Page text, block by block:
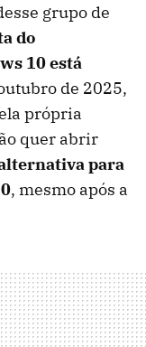
grupo de
do
10 está
de 2025,
própria
quer abrir
para
, mesmo após a